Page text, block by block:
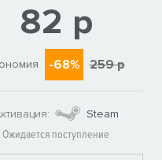
82 р
-68% 259 р
Steam
Ожидается поступление